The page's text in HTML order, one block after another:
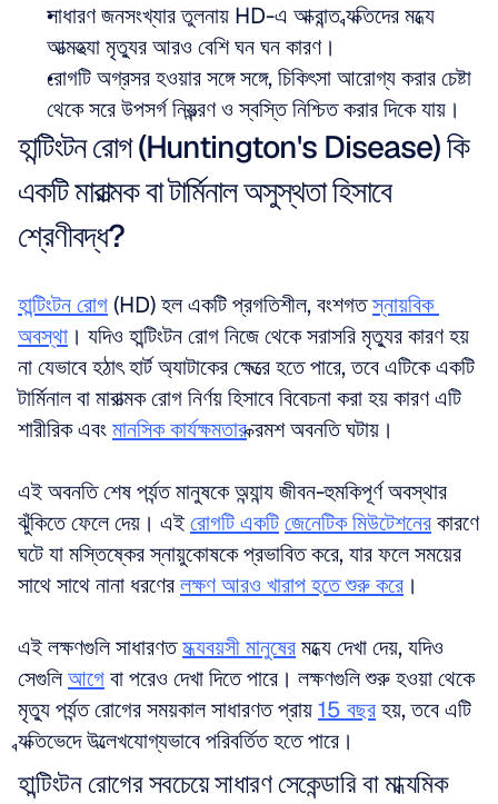
সাধারণ জনসংখ্যার তুলনায় HD-এ আক্রান্ত ব্যক্তিদের মধ্যে
আত্মহত্যা মৃত্যুর আরও বেশি ঘন ঘন কারণ।
রোগটি অগ্রসর হওয়ার সঙ্গে সঙ্গে, চিকিৎসা আরোগ্য করার চেষ্টা
থেকে সরে উপসর্গ নিয়ন্ত্রণ ও স্বস্তি নিশ্চিত করার দিকে যায়।
হান্টিংটন রোগ (Huntington's Disease) কি
একটি মারাত্মক বা টার্মিনাল অসুস্থতা হিসাবে
শ্রেণীবদ্ধ?
হান্টিংটন রোগ (HD) হল একটি প্রগতিশীল, বংশগত স্নায়বিক
অবস্থা । যদিও হান্টিংটন রোগ নিজে থেকে সরাসরি মৃত্যুর কারণ হয়
না যেভাবে হঠাৎ হার্ট অ্যাটাকের ক্ষেত্রে হতে পারে, তবে এটিকে একটি
টার্মিনাল বা মারাত্মক রোগ নির্ণয় হিসাবে বিবেচনা করা হয় কারণ এটি
শারীরিক এবং মানসিক কার্যক্ষমতার ক্রমশ অবনতি ঘটায়।
এই অবনতি শেষ পর্যন্ত মানুষকে অন্যান্য জীবন-হুমকিপূর্ণ অবস্থার
ঝুঁকিতে ফেলে দেয়। এই রোগটি একটিজেনেটিক মিউটেশনের কারণে
ঘটে যা মস্তিষ্কের স্নায়ুকোষকে প্রভাবিত করে, যার ফলে সময়ের
সাথে সাথে নানা ধরণের লক্ষণ আরও খারাপ হতে শুরু করে ।
এই লক্ষণগুলি সাধারণত মধ্যবয়সী মানুষের মধ্যে দেখা দেয়, যদিও
সেগুলি আগে বা পরেও দেখা দিতে পারে। লক্ষণগুলি শুরু হওয়া থেকে
মৃত্যু পর্যন্ত রোগের সময়কাল সাধারণত প্রায় 15 বছর হয়, তবে এটি
ব্যক্তিভেদে উল্লেখযোগ্যভাবে পরিবর্তিত হতে পারে।
হান্টিংটন রোগের সবচেয়ে সাধারণ সেকেন্ডারি বা মাধ্যমিক